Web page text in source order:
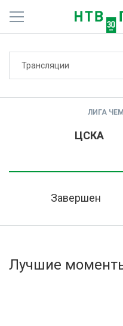
Активировать промокод
Трансляции
ЛИГА
ЦСКА
Завершен
Лучшие